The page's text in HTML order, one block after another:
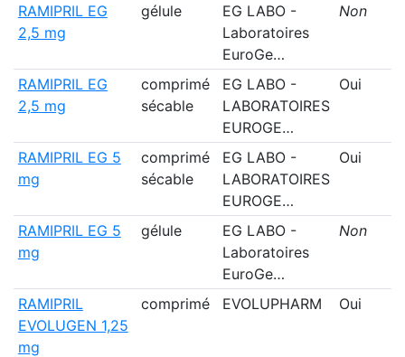
RAMIPRIL EG
2,5 mg
gélule
EG LABO -
Laboratoires
EuroGe…
Non
RAMIPRIL EG
2,5 mg
comprimé
sécable
EG LABO -
LABORATOIRES
EUROGE…
Oui
RAMIPRIL EG 5
mg
comprimé
sécable
EG LABO -
LABORATOIRES
EUROGE…
Oui
RAMIPRIL EG 5
mg
gélule
EG LABO -
Laboratoires
EuroGe…
Non
RAMIPRIL
EVOLUGEN 1,25
mg
comprimé EVOLUPHARM Oui